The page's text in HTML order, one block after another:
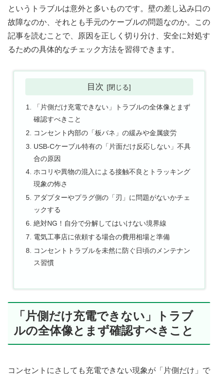
というトラブルは意外と多いものです。壁の差し込み口の
故障なのか、それとも手元のケーブルの問題なのか。この
記事を読むことで、原因を正しく切り分け、安全に対処す
るための具体的なチェック方法を習得できます。
目次
「片側だけ充電できない」トラブルの全体像とまず
確認すべきこと
コンセント内部の「板バネ」の緩みや金属疲労
USB-Cケーブル特有の「片面だけ反応しない」不具
合の原因
ホコリや異物の混入による接触不良とトラッキング
現象の怖さ
アダプターやプラグ側の「刃」に問題がないかチェ
ックする
絶対NG！自分で分解してはいけない境界線
電気工事店に依頼する場合の費用相場と準備
コンセントトラブルを未然に防ぐ日頃のメンテナン
ス習慣
「片側だけ充電できない」トラブ
ルの全体像とまず確認すべきこと
コンセントにさしても充電できない現象が「片側だけ」で